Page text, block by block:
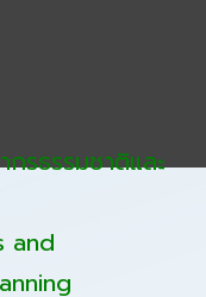
รธรรมชาติและ
and